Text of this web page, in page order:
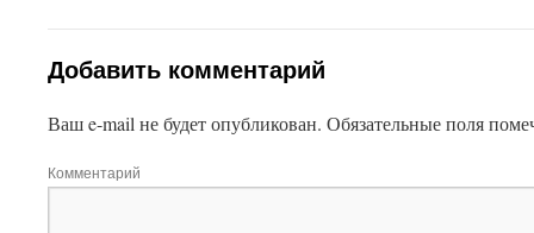
Добавить комментарий
Ваш e-mail не будет опубликован. Обязательные поля
Комментарий